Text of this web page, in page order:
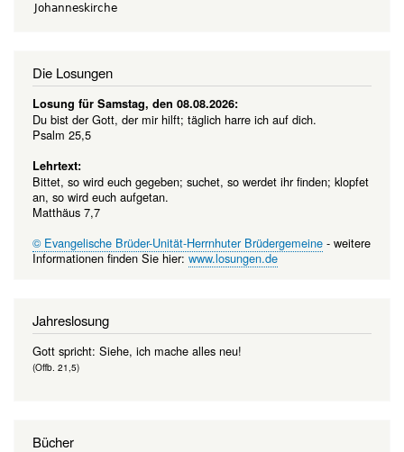
Johanneskirche
Die Losungen
Losung für Samstag, den 08.08.2026:
Du bist der Gott, der mir hilft; täglich harre ich auf dich.
Psalm 25,5
Lehrtext:
Bittet, so wird euch gegeben; suchet, so werdet ihr finden; klopfet
an, so wird euch aufgetan.
Matthäus 7,7
© Evangelische Brüder-Unität-Herrnhuter Brüdergemeine - weitere
Informationen finden Sie hier:www.losungen.de
Jahreslosung
Gott spricht: Siehe, ich mache alles neu!
(Offb. 21,5)
Bücher